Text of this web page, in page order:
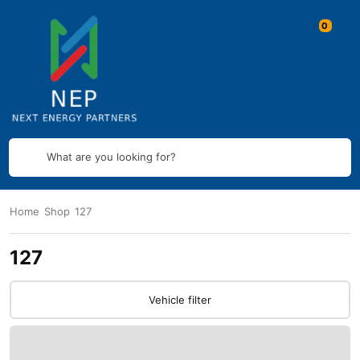
What are you looking for?
Home Shop 127
127
Vehicle filter